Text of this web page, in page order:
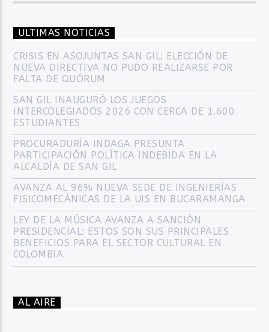
ULTIMAS NOTICIAS
CRISIS EN ASOJUNTAS SAN GIL: ELECCIÓN DE
NUEVA DIRECTIVA NO PUDO REALIZARSE POR
FALTA DE QUÓRUM
SAN GIL INAUGURÓ LOS JUEGOS
INTERCOLEGIADOS 2026 CON CERCA DE 1.600
ESTUDIANTES
PROCURADURÍA INDAGA PRESUNTA
PARTICIPACIÓN POLÍTICA INDEBIDA EN LA
ALCALDÍA DE SAN GIL
AVANZA AL 96% NUEVA SEDE DE INGENIERÍAS
FISICOMECÁNICAS DE LA UIS EN BUCARAMANGA
LEY DE LA MÚSICA AVANZA A SANCIÓN
PRESIDENCIAL: ESTOS SON SUS PRINCIPALES
BENEFICIOS PARA EL SECTOR CULTURAL EN
COLOMBIA
AL AIRE